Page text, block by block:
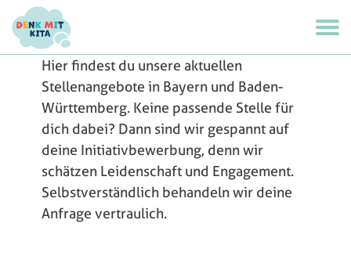
Hier findest du unsere aktuellen
Stellenangebote in Bayern und Baden-
Württemberg. Keine passende Stelle für
dich dabei? Dann sind wir gespannt auf
deine Initiativbewerbung, denn wir
schätzen Leidenschaft und Engagement.
Selbstverständlich behandeln wir deine
Anfrage vertraulich.